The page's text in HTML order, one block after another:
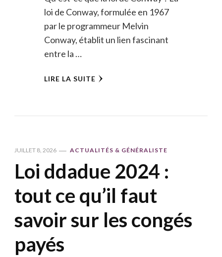
loi de Conway, formulée en 1967
par le programmeur Melvin
Conway, établit un lien fascinant
entre la …
LIRE LA SUITE
JUILLET 8, 2026 ACTUALITÉS & GÉNÉRALISTE
Loi ddadue 2024 :
tout ce qu’il faut
savoir sur les congés
payés